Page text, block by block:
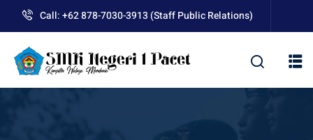
content
Call: +62 878-7030-3913 (Staff Public Relations)